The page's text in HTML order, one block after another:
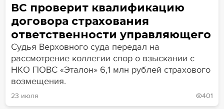
ВС проверит квалификацию
договора страхования
ответственности управляющего
Судья Верховного суда передал на
рассмотрение коллегии спор о взыскании с
НКО ПОВС «Эталон» 6,1 млн рублей страхового
возмещения.
23 июля 401